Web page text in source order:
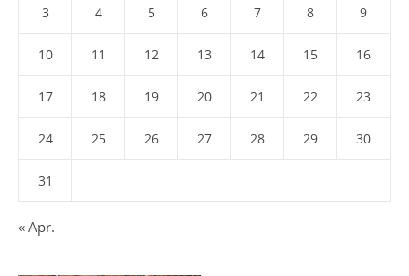
3 4 5 6 7 8 9
10 11 12 13 14 15 16
17 18 19 20 21 22 23
24 25 26 27 28 29 30
31
« Apr.